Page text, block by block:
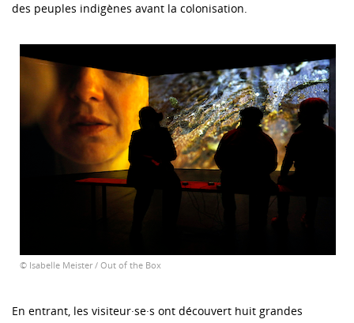
des peuples indigènes avant la colonisation.
© Isabelle Meister / Out of the Box
En entrant, les visiteur·se·s ont découvert huit grandes